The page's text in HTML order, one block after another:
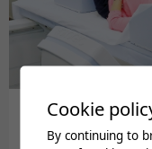
Cookie
By continuing to